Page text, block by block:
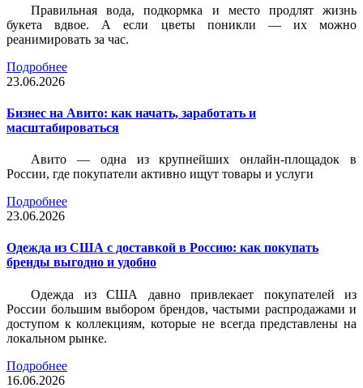
Правильная вода, подкормка и место продлят жизнь
букета вдвое. А если цветы поникли — их можно
реанимировать за час.
Подробнее
23.06.2026
Бизнес на Авито: как начать, заработать и
масштабироваться
Авито — одна из крупнейших онлайн-площадок в
России, где покупатели активно ищут товары и услуги
Подробнее
23.06.2026
Одежда из США с доставкой в Россию: как покупать
бренды выгодно и удобно
Одежда из США давно привлекает покупателей из
России большим выбором брендов, частыми распродажами и
доступом к коллекциям, которые не всегда представлены на
локальном рынке.
Подробнее
16.06.2026